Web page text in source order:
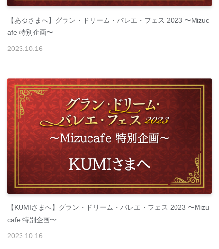
【あゆさまへ】グラン・ドリーム・バレエ・フェス 2023 〜Mizuc
afe 特別企画〜
2023.10.16
【KUMIさまへ】グラン・ドリーム・バレエ・フェス 2023 〜Mizu
cafe 特別企画〜
2023.10.16